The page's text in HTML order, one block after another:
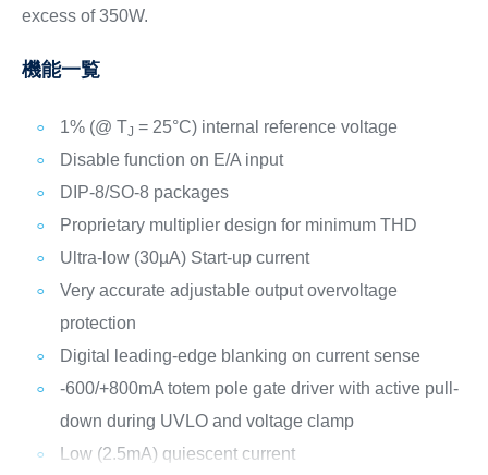
excess of 350W.
機能一覧
1% (@ TJ = 25°C) internal reference voltage
Disable function on E/A input
DIP-8/SO-8 packages
Proprietary multiplier design for minimum THD
Ultra-low (30µA) Start-up current
Very accurate adjustable output overvoltage
protection
Digital leading-edge blanking on current sense
-600/+800mA totem pole gate driver with active pull-
down during UVLO and voltage clamp
Low (2.5mA) quiescent current